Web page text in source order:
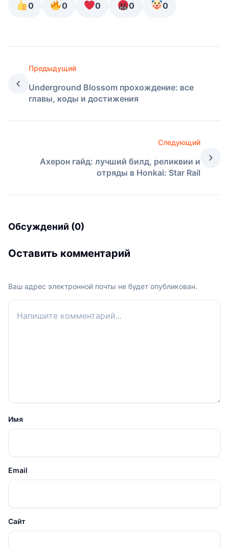
0 0 0 0 0
Предыдущий
Underground Blossom прохождение: все
главы, коды и достижения
Следующий
Ахерон гайд: лучший билд, реликвии и
отряды в Honkai: Star Rail
Обсуждений (0)
Оставить комментарий
Ваш адрес электронной почты не будет опубликован.
Ваш комментарий
Имя
Email
Сайт